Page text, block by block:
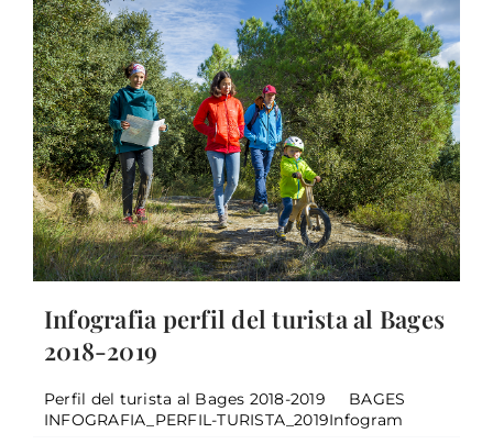
Infografia perfil del turista al Bages
2018-2019
Perfil del turista al Bages 2018-2019 BAGES
INFOGRAFIA_PERFIL-TURISTA_2019Infogram
Els Tallers de Turisme d’enguany
arrenquen parlant de la gestió de la
reputació en temps de Covid
General